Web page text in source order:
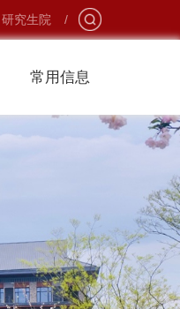
研究生院 /
常用信息